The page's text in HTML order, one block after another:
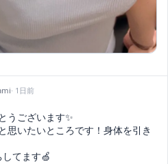
· 1日前
うございます✨
思いたいところです！身体を引き
てます🍏